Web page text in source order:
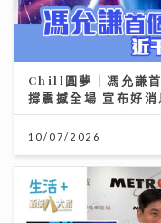
Chill圓夢｜馮允謙
撐震撼全場 宣布好消
10/07/2026